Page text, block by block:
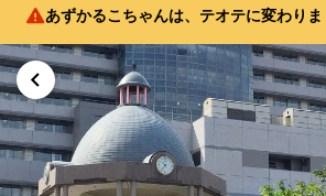
あずかるこちゃんは、テオテに変わりま